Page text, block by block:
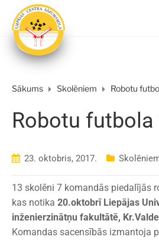
Sākums Skolēniem Robotu
Robotu
23. oktobris, 2017.
13 skolēni 7 komandās piedalījās
kas notika 20.oktobrī Liepājas
inženierzinātņu fakultātē,
Komandas sacensībās izmantoja